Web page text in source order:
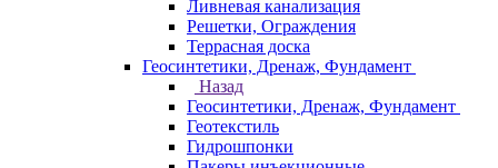
Ливневая канализация
Решетки, Ограждения
Террасная доска
Геосинтетики, Дренаж, Фундамент
Назад
Геосинтетики, Дренаж, Фундамент
Геотекстиль
Гидрошпонки